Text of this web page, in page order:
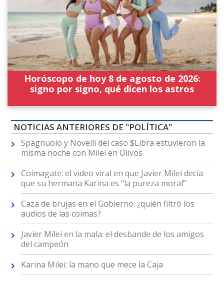
Horóscopo de hoy 8 de agosto de 2026:
signo por signo, qué dicen los astros
NOTICIAS ANTERIORES DE "POLÍTICA"
Spagnuolo y Novelli del caso $Libra estuvieron la
misma noche con Milei en Olivos
Coimagate: el video viral en que Javier Milei decía
que su hermana Karina es “la pureza moral”
Caza de brujas en el Gobierno: ¿quién filtró los
audios de las coimas?
Javier Milei en la mala: el desbande de los amigos
del campeón
Karina Milei: la mano que mece la Caja